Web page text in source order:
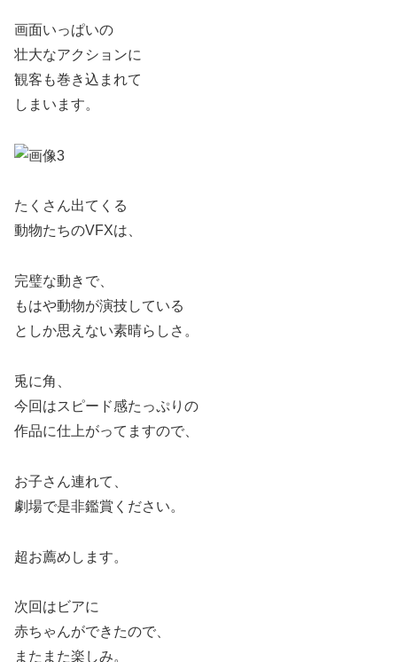
画面いっぱいの
壮大なアクションに
観客も巻き込まれて
しまいます。
たくさん出てくる
動物たちのVFXは、
完璧な動きで、
もはや動物が演技している
としか思えない素晴らしさ。
兎に角、
今回はスピード感たっぷりの
作品に仕上がってますので、
お子さん連れて、
劇場で是非鑑賞ください。
超お薦めします。
次回はビアに
赤ちゃんができたので、
またまた楽しみ。